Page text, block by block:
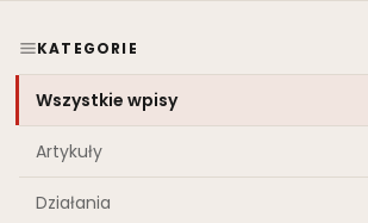
KATEGORIE
Wszystkie wpisy
Artykuły
Działania